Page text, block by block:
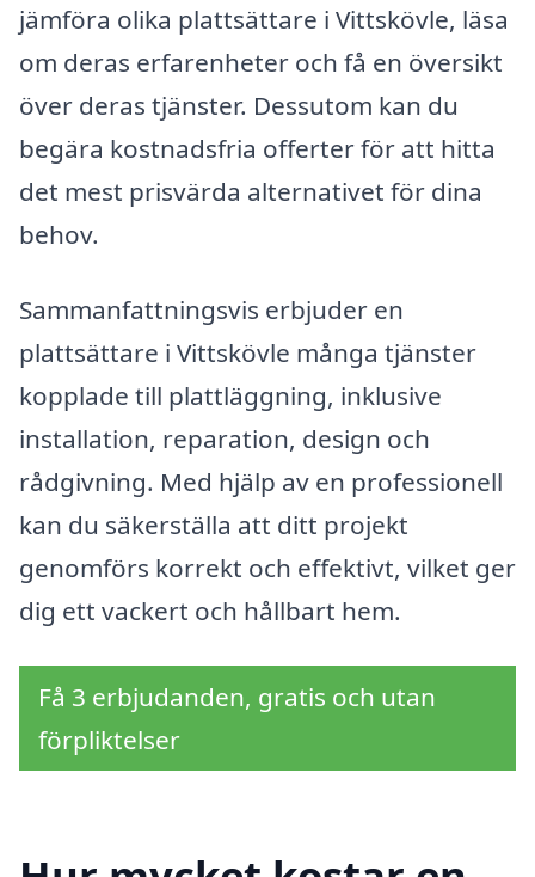
jämföra olika plattsättare i Vittskövle, läsa
om deras erfarenheter och få en översikt
över deras tjänster. Dessutom kan du
begära kostnadsfria offerter för att hitta
det mest prisvärda alternativet för dina
behov.
Sammanfattningsvis erbjuder en
plattsättare i Vittskövle många tjänster
kopplade till plattläggning, inklusive
installation, reparation, design och
rådgivning. Med hjälp av en professionell
kan du säkerställa att ditt projekt
genomförs korrekt och effektivt, vilket ger
dig ett vackert och hållbart hem.
Få 3 erbjudanden, gratis och utan
förpliktelser